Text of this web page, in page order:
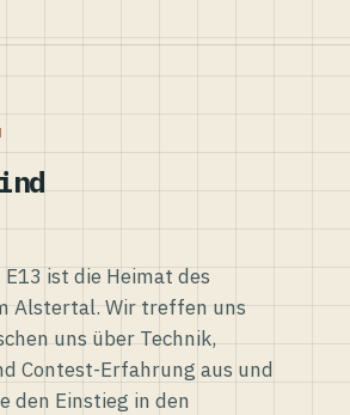
ist die Heimat des
Alstertal. Wir treffen uns
uns über Technik,
Contest-Erfahrung aus und
den Einstieg in den